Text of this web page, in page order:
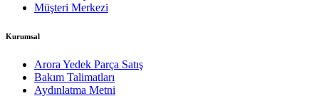
Müşteri Merkezi
Kurumsal
Arora Yedek Parça Satış
Bakım Talimatları
Aydınlatma Metni